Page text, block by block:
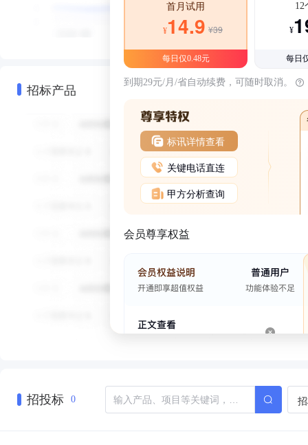
招标产品
首月试用
¥14.9 ¥39
每日仅0.48元
12
¥
每日
到期29元/月/省自动续费，可随时取消。
标讯详情查看
关键电话直连
甲方分析查询
会员尊享权益
招投标 0